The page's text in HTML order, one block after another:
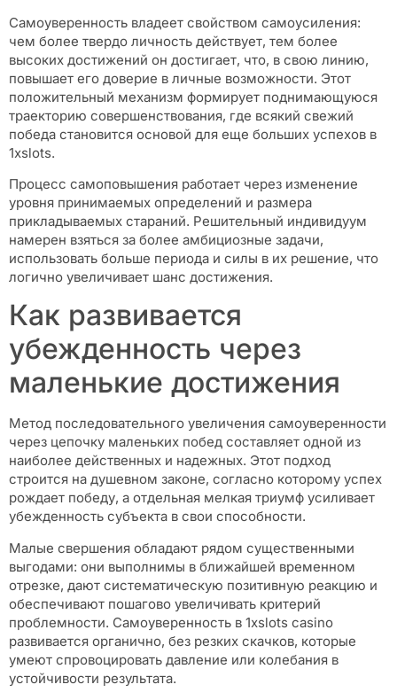
Самоуверенность владеет свойством самоусиления:
чем более твердо личность действует, тем более
высоких достижений он достигает, что, в свою линию,
повышает его доверие в личные возможности. Этот
положительный механизм формирует поднимающуюся
траекторию совершенствования, где всякий свежий
победа становится основой для еще больших успехов в
1xslots.
Процесс самоповышения работает через изменение
уровня принимаемых определений и размера
прикладываемых стараний. Решительный индивидуум
намерен взяться за более амбициозные задачи,
использовать больше периода и силы в их решение, что
логично увеличивает шанс достижения.
Как развивается
убежденность через
маленькие достижения
Метод последовательного увеличения самоуверенности
через цепочку маленьких побед составляет одной из
наиболее действенных и надежных. Этот подход
строится на душевном законе, согласно которому успех
рождает победу, а отдельная мелкая триумф усиливает
убежденность субъекта в свои способности.
Малые свершения обладают рядом существенными
выгодами: они выполнимы в ближайшей временном
отрезке, дают систематическую позитивную реакцию и
обеспечивают пошагово увеличивать критерий
проблемности. Самоуверенность в 1xslots casino
развивается органично, без резких скачков, которые
умеют спровоцировать давление или колебания в
устойчивости результата.